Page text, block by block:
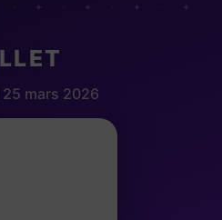
· ✦ · ✦ · ✦ · ✦
mars 2026